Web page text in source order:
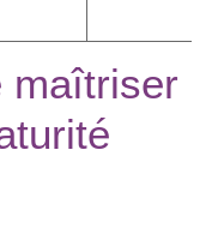
maîtriser